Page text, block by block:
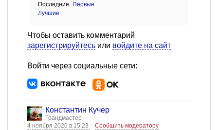
Последние
Первые
Лучшие
Чтобы оставить комментарий
зарегистрируйтесь или войдите на сайт
Войти через социальные сети:
Константин Кучер
Грандмастер
4 ноября 2020 в 15:23
Сообщить модератору